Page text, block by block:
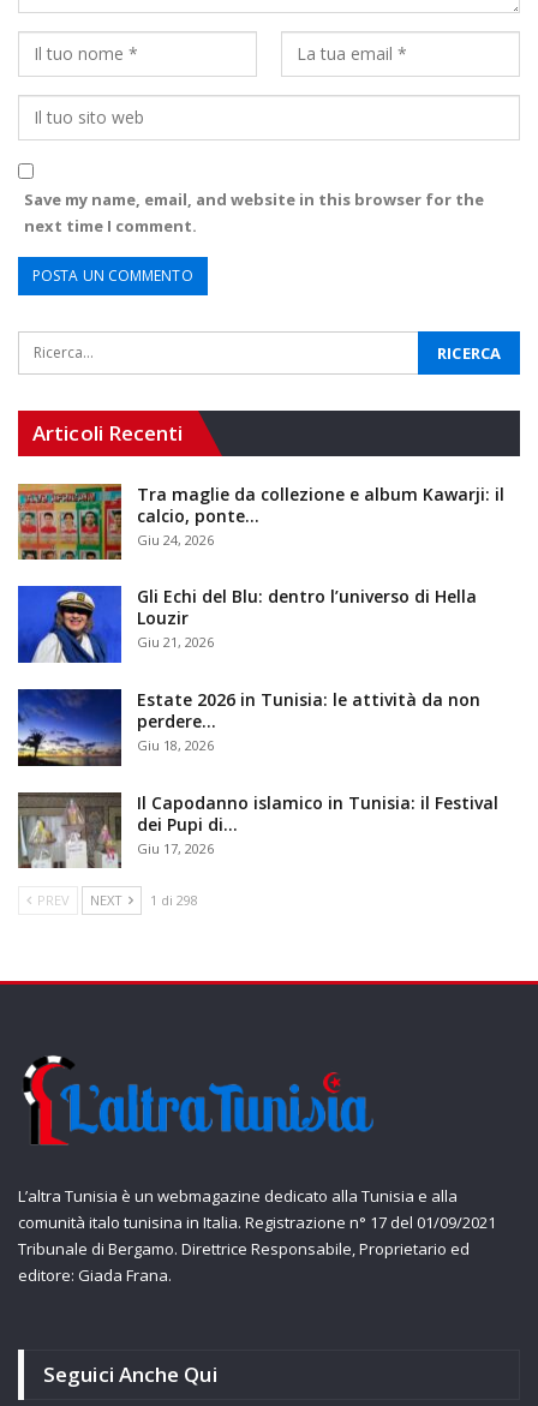
Save my name, email, and website in this browser for the
next time I comment.
Articoli Recenti
Tra maglie da collezione e album Kawarji: il
calcio, ponte…
Giu 24, 2026
Gli Echi del Blu: dentro l’universo di Hella
Louzir
Giu 21, 2026
Estate 2026 in Tunisia: le attività da non
perdere…
Giu 18, 2026
Il Capodanno islamico in Tunisia: il Festival
dei Pupi di…
Giu 17, 2026
PREV NEXT 1 di 298
L’altra Tunisia è un webmagazine dedicato alla Tunisia e alla
comunità italo tunisina in Italia. Registrazione n° 17 del 01/09/2021
Tribunale di Bergamo. Direttrice Responsabile, Proprietario ed
editore: Giada Frana.
Seguici Anche Qui